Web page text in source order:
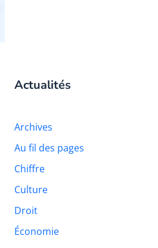
Actualités
Archives
Au fil des pages
Chiffre
Culture
Droit
Économie